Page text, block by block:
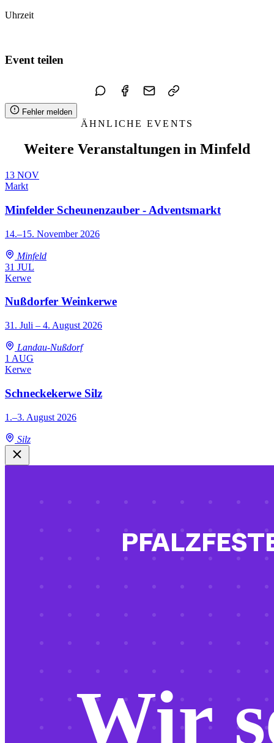
Uhrzeit
Event teilen
Fehler melden
ÄHNLICHE EVENTS
Weitere Veranstaltungen in Minfeld
13 NOV
Markt
Minfelder Scheunenzauber - Adventsmarkt
14.–15. November 2026
Minfeld
31 JUL
Kerwe
Nußdorfer Weinkerwe
31. Juli – 4. August 2026
Landau-Nußdorf
1 AUG
Kerwe
Schneckekerwe Silz
1.–3. August 2026
Silz